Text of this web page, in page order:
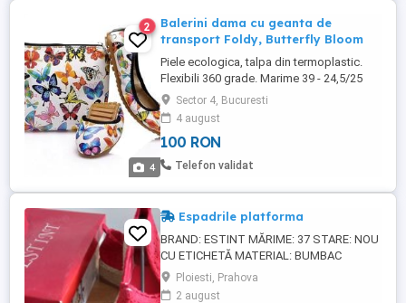
4
2
Balerini dama cu geanta de
transport Foldy, Butterfly Bloom
Piele ecologica, talpa din termoplastic.
Flexibili 360 grade. Marime 39 - 24,5/25
cm. PREDARE PERSONALA IN BUCURESTI.
NU TRIMIT.
Sector 4, Bucuresti
4 august
100 RON
Telefon validat
Espadrile platforma
BRAND: ESTINT MĂRIME: 37 STARE: NOU
CU ETICHETĂ MATERIAL: BUMBAC
CULOAR; BLEUMARIN SAU ROSU
LOCAȚIE: CAMPINA, ROMÂNIA
Ploiesti, Prahova
2 august